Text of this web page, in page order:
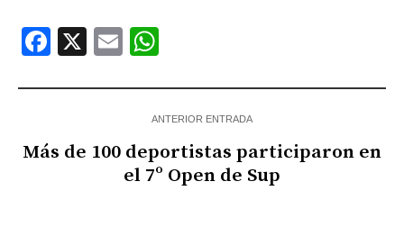
Facebook
X Email
ANTERIOR ENTRADA
Más de 100 deportistas participaron en
el 7º Open de Sup